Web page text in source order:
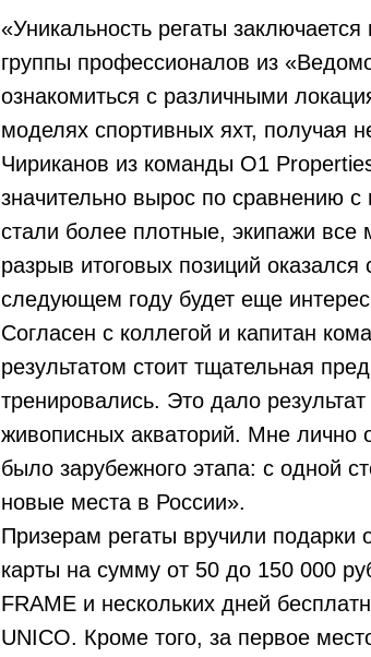
«Уникальность регаты
группы профессионалов из
ознакомиться с различными
моделях спортивных яхт, получая
Чириканов из команды O1
значительно вырос по
стали более плотные, экипажи
разрыв итоговых позиций
следующем году будет еще
Согласен с коллегой и капитан
результатом стоит тщательная
тренировались. Это дало
живописных акваторий. Мне лично
было зарубежного этапа: с одной
новые места в России».
Призерам регаты вручили подарки
карты на сумму от 50 до 150 000
FRAME и нескольких дней
UNICO. Кроме того, за первое